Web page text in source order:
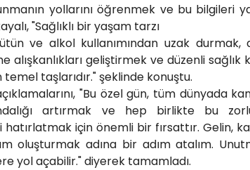
yollarını öğrenmek ve bu bilgileri
"Sağlıklı bir yaşam tarzı
ve alkol kullanımından uzak durmak,
alışkanlıkları geliştirmek ve düzenli
taşlarıdır." şeklinde konuştu.
"Bu özel gün, tüm dünyada
artırmak ve hep birlikte bu
için önemli bir fırsattır. Gelin,
oluşturmak adına bir adım atalım.
yol açabilir." diyerek tamamladı.